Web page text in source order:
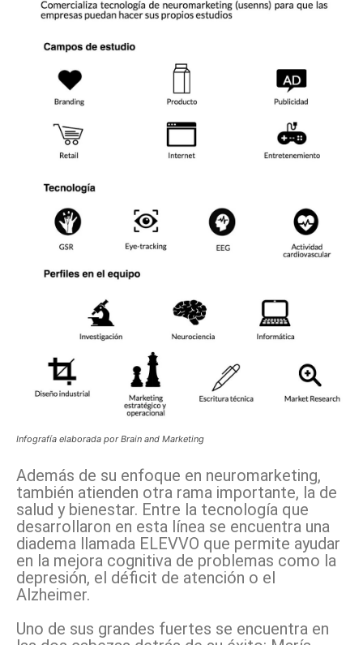
Infografía elaborada por Brain and Marketing
Además de su enfoque en neuromarketing,
también atienden otra rama importante, la de
salud y bienestar. Entre la tecnología que
desarrollaron en esta línea se encuentra una
diadema llamada ELEVVO que permite ayudar
en la mejora cognitiva de problemas como la
depresión, el déficit de atención o el
Alzheimer.
Uno de sus grandes fuertes se encuentra en